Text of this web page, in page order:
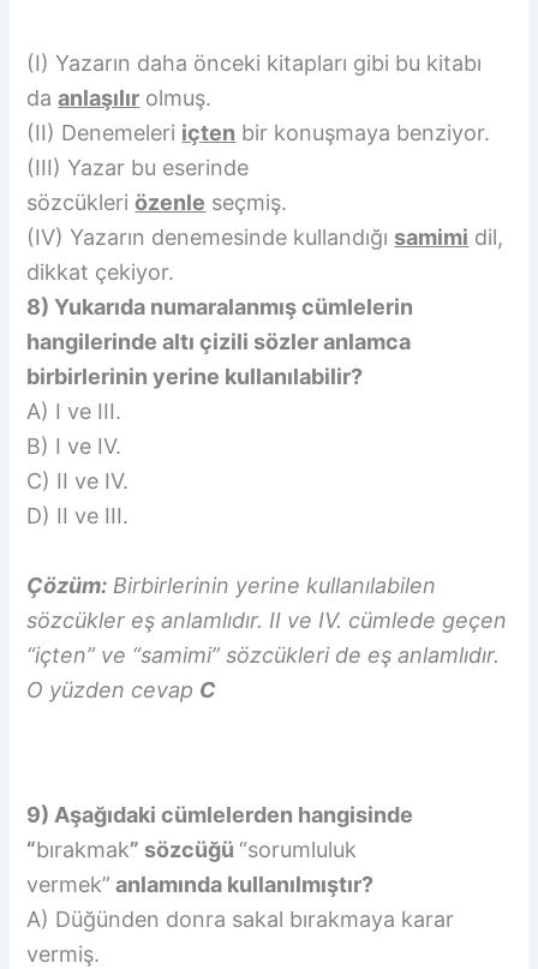
(I) Yazarın daha önceki kitapları gibi bu kitabı
daanlaşılır olmuş.
(II) Denemeleri içten bir konuşmaya benziyor.
(III) Yazar bu eserinde
sözcükleriözenle seçmiş.
(IV) Yazarın denemesinde kullandığı samimi dil,
dikkat çekiyor.
8) Yukarıda numaralanmış cümlelerin
hangilerinde altı çizili sözler anlamca
birbirlerinin yerine kullanılabilir?
A) I ve III.
B) I ve IV.
C) II ve IV.
D) II ve III.
Çözüm: Birbirlerinin yerine kullanılabilen
sözcükler eş anlamlıdır. II ve IV. cümlede geçen
“içten” ve “samimi” sözcükleri de eş anlamlıdır.
O yüzden cevap C
9) Aşağıdaki cümlelerden hangisinde
“bırakmak” sözcüğü “sorumluluk
vermek” anlamında kullanılmıştır?
A) Düğünden donra sakal bırakmaya karar
vermiş.